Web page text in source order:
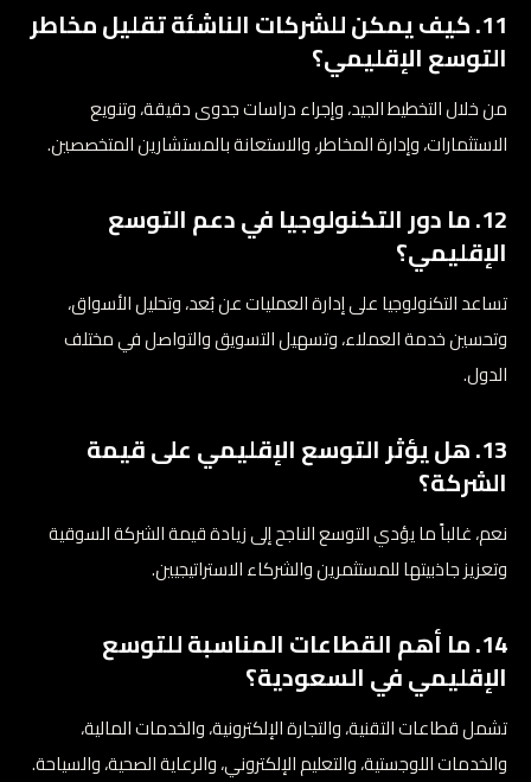
11. كيف يمكن للشركات الناشئة تقليل مخاطر
التوسع الإقليمي؟
من خلال التخطيط الجيد، وإجراء دراسات جدوى دقيقة، وتنويع
الاستثمارات، وإدارة المخاطر، والاستعانة بالمستشارين المتخصصين.
12. ما دور التكنولوجيا في دعم التوسع
الإقليمي؟
تساعد التكنولوجيا على إدارة العمليات عن بُعد، وتحليل الأسواق،
وتحسين خدمة العملاء، وتسهيل التسويق والتواصل في مختلف
الدول.
13. هل يؤثر التوسع الإقليمي على قيمة
الشركة؟
نعم، غالباً ما يؤدي التوسع الناجح إلى زيادة قيمة الشركة السوقية
وتعزيز جاذبيتها للمستثمرين والشركاء الاستراتيجيين.
14. ما أهم القطاعات المناسبة للتوسع
الإقليمي في السعودية؟
تشمل قطاعات التقنية، والتجارة الإلكترونية، والخدمات المالية،
والخدمات اللوجستية، والتعليم الإلكتروني، والرعاية الصحية، والسياحة.